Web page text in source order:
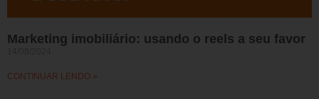
Marketing imobiliário: usando o reels a seu favor
CONTINUAR LENDO »